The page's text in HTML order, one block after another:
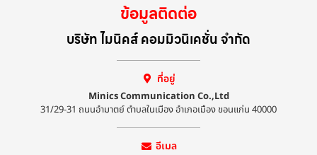
ข้อมูลติดต่อ
บริษัท ไมนิคส์ คอมมิวนิเคชั่น จำกัด
ที่อยู่
Minics Communication Co.,Ltd
31/29-31 ถนนอำมาตย์ ตำบลในเมือง อำเภอเมือง ขอนแก่น 40000
อีเมล